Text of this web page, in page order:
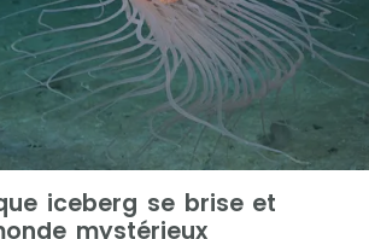
iceberg se brise et
mystérieux